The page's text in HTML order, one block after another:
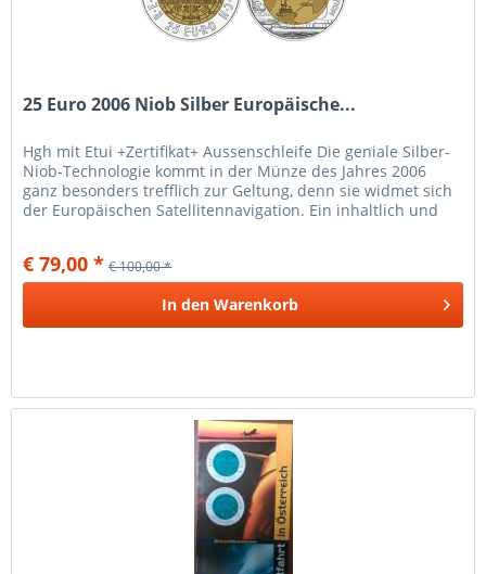
25 Euro 2006 Niob Silber Europäische...
Hgh mit Etui +Zertifikat+ Aussenschleife Die geniale Silber-
Niob-Technologie kommt in der Münze des Jahres 2006
ganz besonders trefflich zur Geltung, denn sie widmet sich
der Europäischen Satellitennavigation. Ein inhaltlich und
€ 79,00 * € 100,00 *
In den Warenkorb